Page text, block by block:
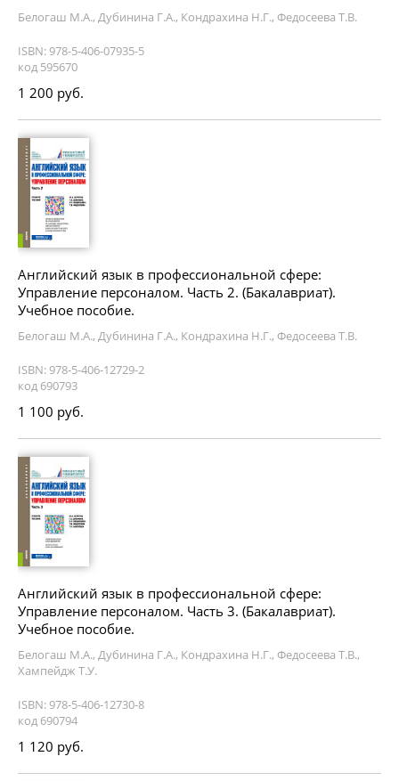
Белогаш М.А., Дубинина Г.А., Кондрахина Н.Г., Федосеева Т.В.
ISBN: 978-5-406-07935-5
код 595670
1 200 руб.
Английский язык в профессиональной сфере:
Управление персоналом. Часть 2. (Бакалавриат).
Учебное пособие.
Белогаш М.А., Дубинина Г.А., Кондрахина Н.Г., Федосеева Т.В.
ISBN: 978-5-406-12729-2
код 690793
1 100 руб.
Английский язык в профессиональной сфере:
Управление персоналом. Часть 3. (Бакалавриат).
Учебное пособие.
Белогаш М.А., Дубинина Г.А., Кондрахина Н.Г., Федосеева Т.В.,
Хампейдж Т.У.
ISBN: 978-5-406-12730-8
код 690794
1 120 руб.